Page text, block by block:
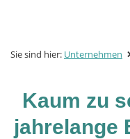
Sie sind hier: Unternehmen
Kaum zu
jahrelange